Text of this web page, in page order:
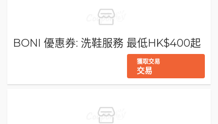
BONI 優惠券: 洗鞋服務 最低HK$400起
獲取交易
交易